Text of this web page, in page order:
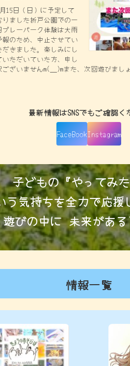
15日（日）に予定して
りました折戸公園での一
プレーパーク体験は大雨
報のため、中止させてい
だきました。楽しみにし
いただいていた方、申し
ございませんm(__)mまた、次回遊びまし
最新情報はSNSでもご確認く
FaceBookInstagram
子どもの『やってみ
う気持ちを全力で応援
遊びの中に 未来があ
情報一覧